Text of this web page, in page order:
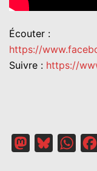
Écouter :
https://
Suivre : https://
MastodonBluesky